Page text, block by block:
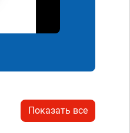
Показать все